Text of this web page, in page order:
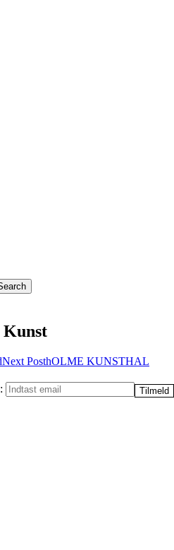
Next PosthOLME KUNSTHAL